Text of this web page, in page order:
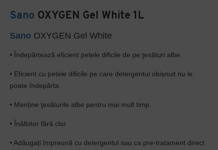
Sano OXYGEN Gel White 1L
Sano OXYGEN Gel White
• Îndepărtează eficient petele dificile de pe ţesături albe.
• Eficient cu petele dificile pe care detergentul obișnuit nu le
poate îndepărta.
• Menține ţesăturile albe pentru mai mult timp.
• Înălbitor fără clor
• Adăugați împreună cu detergentul sau ca pre-tratament direct